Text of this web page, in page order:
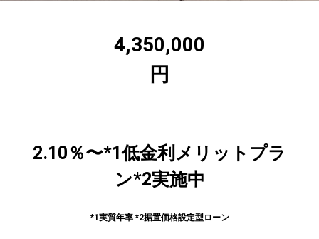
4,350,000
円
2.10％〜*1低金利メリットプラ
ン*2実施中
*1実質年率 *2据置価格設定型ローン